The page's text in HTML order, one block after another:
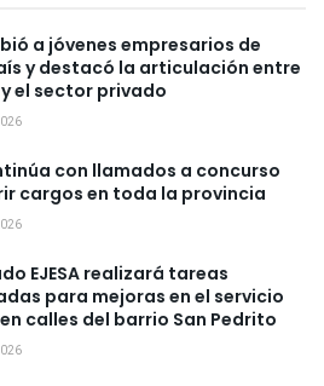
a jóvenes empresarios de
y destacó la articulación entre
el sector privado
con llamados a concurso
cargos en toda la provincia
EJESA realizará tareas
para mejoras en el servicio
calles del barrio San Pedrito